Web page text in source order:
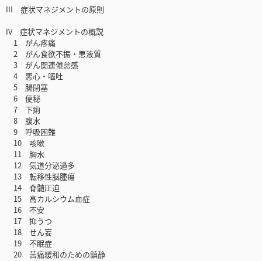
III 症状マネジメントの原則
IV 症状マネジメントの概説
1 がん疼痛
2 がん食欲不振・悪液質
3 がん関連倦怠感
4 悪心・嘔吐
5 腸閉塞
6 便秘
7 下痢
8 腹水
9 呼吸困難
10 咳嗽
11 胸水
12 気道分泌過多
13 転移性脳腫瘍
14 脊髄圧迫
15 高カルシウム血症
16 不安
17 抑うつ
18 せん妄
19 不眠症
20 苦痛緩和のための鎮静